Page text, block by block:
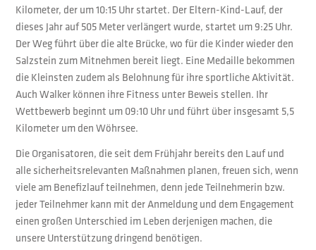
Kilometer, der um 10:15 Uhr startet. Der Eltern-Kind-Lauf, der
dieses Jahr auf 505 Meter verlängert wurde, startet um 9:25 Uhr.
Der Weg führt über die alte Brücke, wo für die Kinder wieder den
Salzstein zum Mitnehmen bereit liegt. Eine Medaille bekommen
die Kleinsten zudem als Belohnung für ihre sportliche Aktivität.
Auch Walker können ihre Fitness unter Beweis stellen. Ihr
Wettbewerb beginnt um 09:10 Uhr und führt über insgesamt 5,5
Kilometer um den Wöhrsee.
Die Organisatoren, die seit dem Frühjahr bereits den Lauf und
alle sicherheitsrelevanten Maßnahmen planen, freuen sich, wenn
viele am Benefizlauf teilnehmen, denn jede Teilnehmerin bzw.
jeder Teilnehmer kann mit der Anmeldung und dem Engagement
einen großen Unterschied im Leben derjenigen machen, die
unsere Unterstützung dringend benötigen.